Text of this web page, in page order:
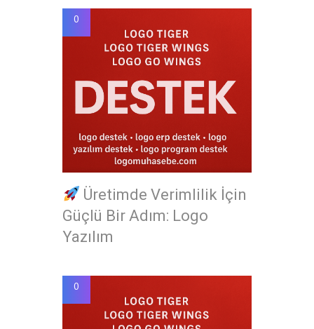
0
Üretimde Verimlilik İçin
Güçlü Bir Adım: Logo
Yazılım
0